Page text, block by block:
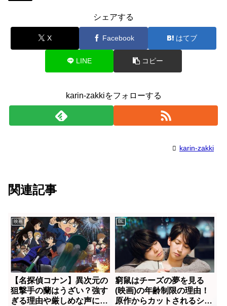
シェアする
X Facebook はてブ
LINE コピー
karin-zakkiをフォローする
karin-zakki
関連記事
映画
【名探偵コナン】異次元の
狙撃手の蘭はうざい？強す
ぎる理由や厳しめな声につ
BL
窮鼠はチーズの夢を見る
(映画)の年齢制限の理由！
原作からカットされるシー